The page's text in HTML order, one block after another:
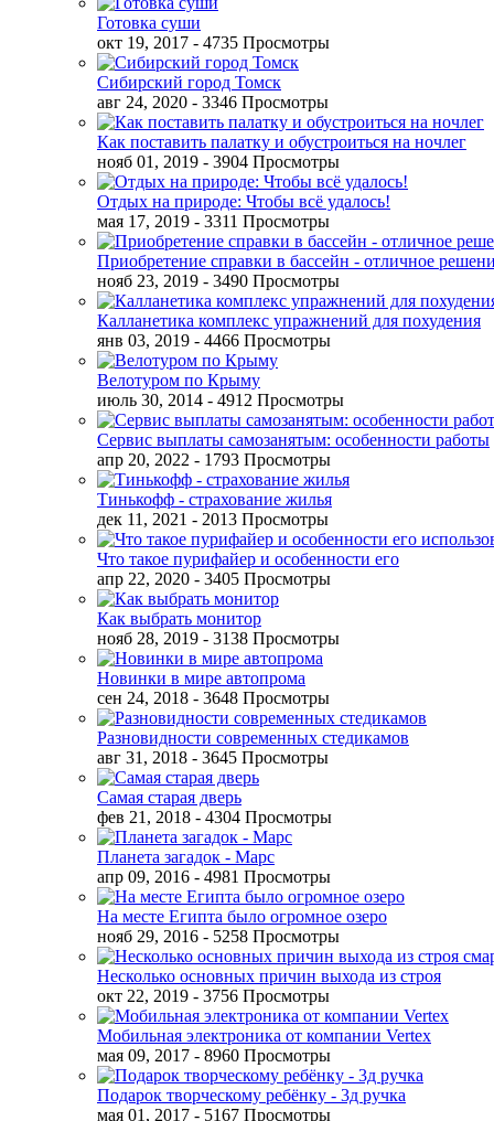
Готовка суши
окт 19, 2017 - 4735 Просмотры
Сибирский город Томск
авг 24, 2020 - 3346 Просмотры
Как поставить палатку и обустроиться на ночлег
нояб 01, 2019 - 3904 Просмотры
Отдых на природе: Чтобы всё удалось!
мая 17, 2019 - 3311 Просмотры
Приобретение справки в бассейн - отличное
нояб 23, 2019 - 3490 Просмотры
Калланетика комплекс упражнений для похудения
янв 03, 2019 - 4466 Просмотры
Велотуром по Крыму
июль 30, 2014 - 4912 Просмотры
Сервис выплаты самозанятым: особенности работы
апр 20, 2022 - 1793 Просмотры
Тинькофф - страхование жилья
дек 11, 2021 - 2013 Просмотры
Что такое пурифайер и особенности его
апр 22, 2020 - 3405 Просмотры
Как выбрать монитор
нояб 28, 2019 - 3138 Просмотры
Новинки в мире автопрома
сен 24, 2018 - 3648 Просмотры
Разновидности современных стедикамов
авг 31, 2018 - 3645 Просмотры
Самая старая дверь
фев 21, 2018 - 4304 Просмотры
Планета загадок - Марс
апр 09, 2016 - 4981 Просмотры
На месте Египта было огромное озеро
нояб 29, 2016 - 5258 Просмотры
Несколько основных причин выхода из строя
окт 22, 2019 - 3756 Просмотры
Мобильная электроника от компании Vertex
мая 09, 2017 - 8960 Просмотры
Подарок творческому ребёнку - 3д ручка
мая 01, 2017 - 5167 Просмотры